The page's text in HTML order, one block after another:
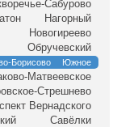
Сабурово
Нагорный
Новогиреево
Обручевский
Борисово Южное
Матвеевское
Стрешнево
Вернадского
Савёлки